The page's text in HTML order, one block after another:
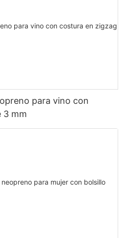
para vino con
3 mm